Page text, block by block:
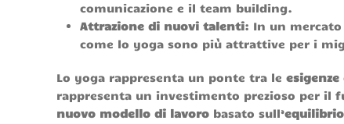
comunicazione e il team building.
Attrazione di nuovi talenti: In un
come lo yoga sono più attrattive per i
Lo yoga rappresenta un ponte tra le esigenze
rappresenta un investimento prezioso per il
nuovo modello di lavoro basato sull’equilibrio